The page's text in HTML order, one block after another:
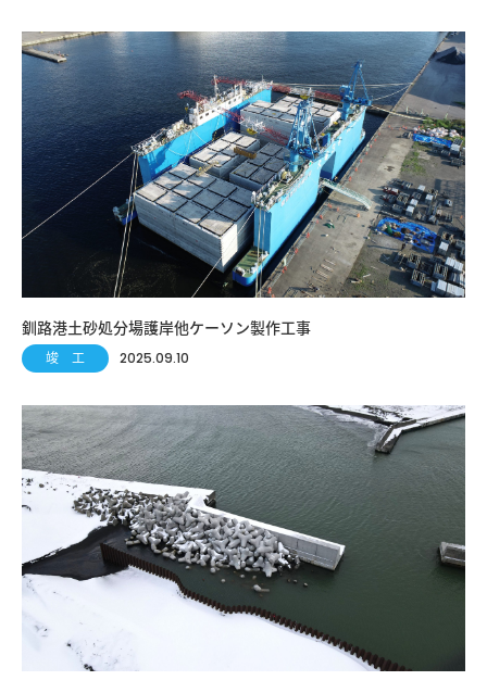
釧路港土砂処分場護岸他ケーソン製作工事
竣 工 2025.09.10